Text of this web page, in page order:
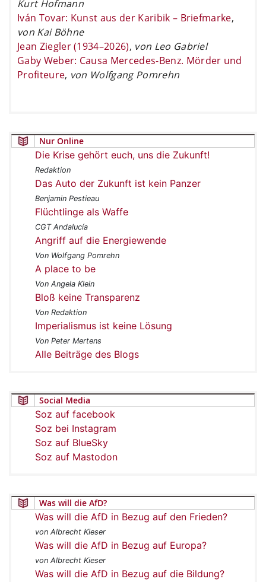
Kurt Hofmann
Iván Tovar: Kunst aus der Karibik – Briefmarke,
von Kai Böhne
Jean Ziegler (1934–2026), von Leo Gabriel
Gaby Weber: Causa Mercedes-Benz. Mörder und
Profiteure, von Wolfgang Pomrehn
Nur Online
Die Krise gehört euch, uns die Zukunft!
Redaktion
Das Auto der Zukunft ist kein Panzer
Benjamin Pestieau
Flüchtlinge als Waffe
CGT Andalucía
Angriff auf die Energiewende
Von Wolfgang Pomrehn
A place to be
Von Angela Klein
Bloß keine Transparenz
Von Redaktion
Imperialismus ist keine Lösung
Von Peter Mertens
Alle Beiträge des Blogs
Social Media
Soz auf facebook
Soz bei Instagram
Soz auf BlueSky
Soz auf Mastodon
Was will die AfD?
Was will die AfD in Bezug auf den Frieden?
von Albrecht Kieser
Was will die AfD in Bezug auf Europa?
von Albrecht Kieser
Was will die AfD in Bezug auf die Bildung?